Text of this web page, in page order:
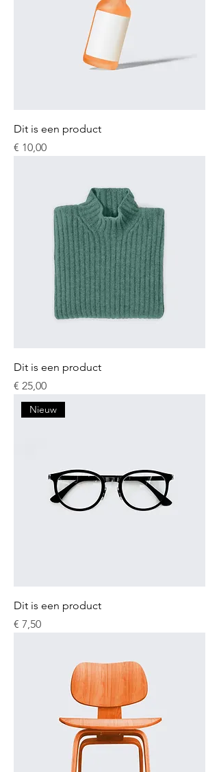
Dit is een product
Prijs
€ 10,00
Dit is een product
Prijs
€ 25,00
Nieuw
Dit is een product
Prijs
€ 7,50